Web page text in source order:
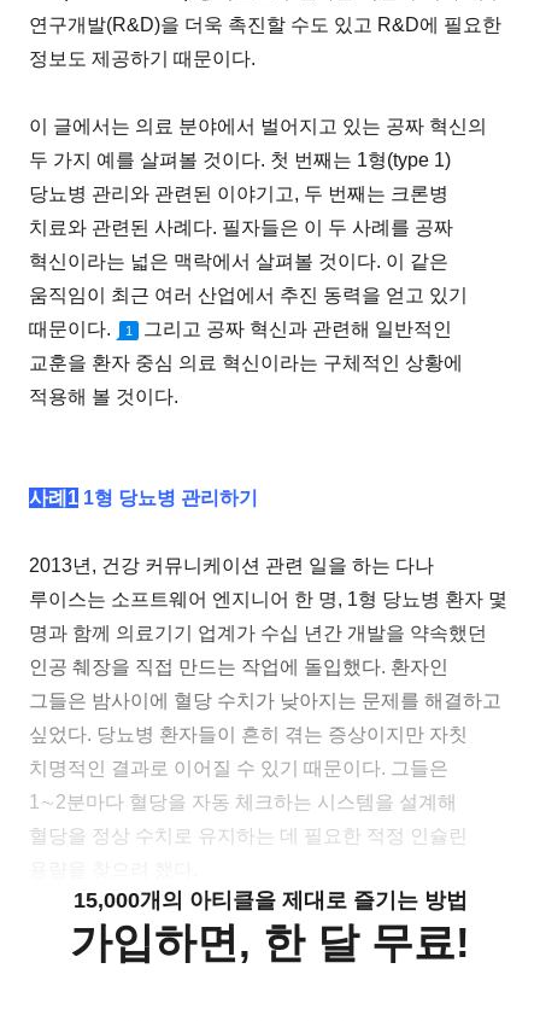
연구개발(R&D)을 더욱 촉진할 수도 있고 R&D에 필요한
정보도 제공하기 때문이다.
이 글에서는 의료 분야에서 벌어지고 있는 공짜 혁신의
두 가지 예를 살펴볼 것이다. 첫 번째는 1형(type 1)
당뇨병 관리와 관련된 이야기고, 두 번째는 크론병
치료와 관련된 사례다. 필자들은 이 두 사례를 공짜
혁신이라는 넓은 맥락에서 살펴볼 것이다. 이 같은
움직임이 최근 여러 산업에서 추진 동력을 얻고 있기
때문이다.
1
그리고 공짜 혁신과 관련해 일반적인
교훈을 환자 중심 의료 혁신이라는 구체적인 상황에
적용해 볼 것이다.
사례1 1형 당뇨병 관리하기
2013년, 건강 커뮤니케이션 관련 일을 하는 다나
루이스는 소프트웨어 엔지니어 한 명, 1형 당뇨병 환자 몇
명과 함께 의료기기 업계가 수십 년간 개발을 약속했던
인공 췌장을 직접 만드는 작업에 돌입했다. 환자인
그들은 밤사이에 혈당 수치가 낮아지는 문제를 해결하고
싶었다. 당뇨병 환자들이 흔히 겪는 증상이지만 자칫
치명적인 결과로 이어질 수 있기 때문이다. 그들은
1∼2분마다 혈당을 자동 체크하는 시스템을 설계해
혈당을 정상 수치로 유지하는 데 필요한 적정 인슐린
15,000개의 아티클을 제대로 즐기는 방법
가입하면, 한 달 무료!